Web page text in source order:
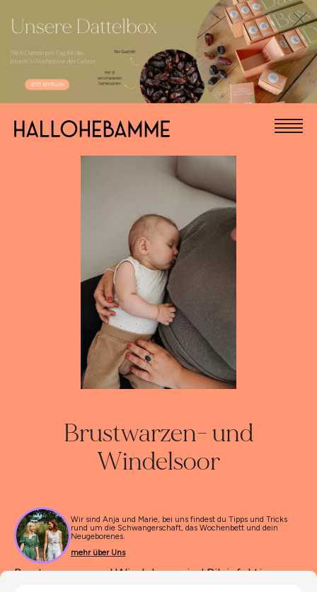
Brustwarzen- und
Windelsoor
Wir sind Anja und Marie, bei uns findest du Tipps und Tricks
rund um die Schwangerschaft, das Wochenbett und dein
Neugeborenes.
mehr über Uns
Brustwarzen- und Windelsoor sind Pilzinfektionen,